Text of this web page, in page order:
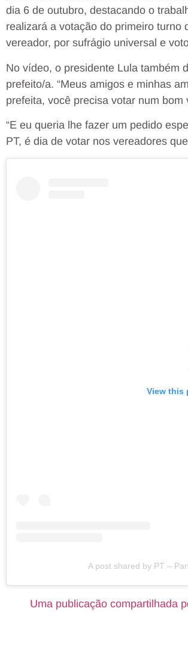
dia 6 de outubro, destacando o
realizará a votação do primeiro turno
vereador, por sufrágio universal e
No vídeo, o presidente Lula também
prefeito/a. “Meus amigos e minhas
prefeita, você precisa votar num bom
“E eu queria lhe fazer um pedido
PT, é dia de votar nos vereadores
View this
A post shared by PT –
Uma publicação compartilhada